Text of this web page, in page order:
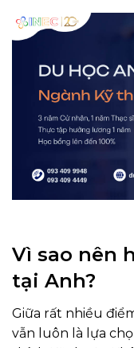
Vì sao nên
tại Anh?
Giữa rất nhiều
vẫn luôn là lựa